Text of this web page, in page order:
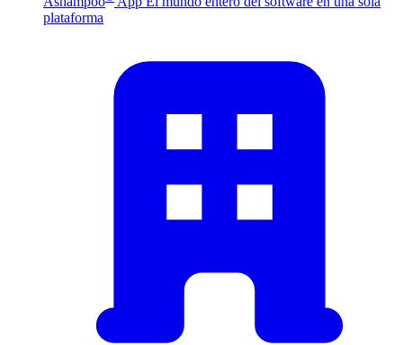
plataforma